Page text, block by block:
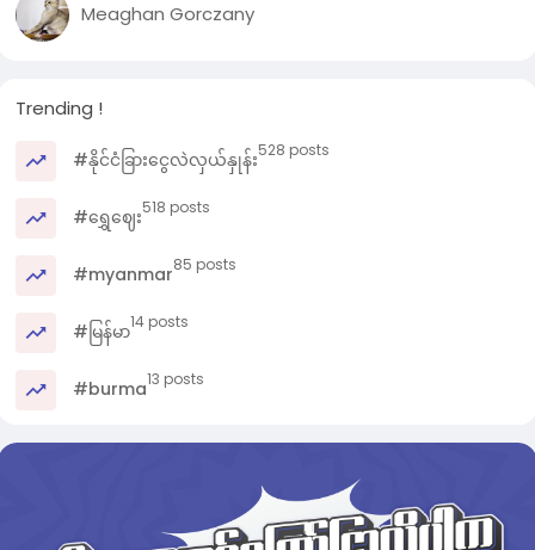
Meaghan Gorczany
Trending !
#နိုင်ငံခြားငွေလဲလှယ်နှုန်း528 posts
#ရွှေဈေး518 posts
#myanmar85 posts
#မြန်မာ14 posts
#burma13 posts